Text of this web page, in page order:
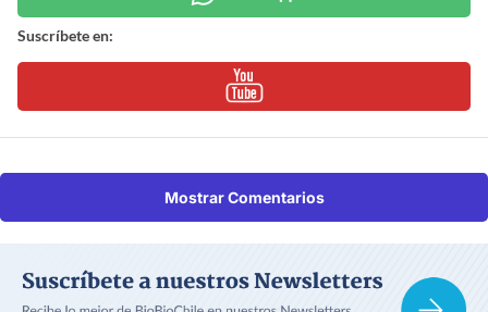
Suscríbete en:
Mostrar Comentarios